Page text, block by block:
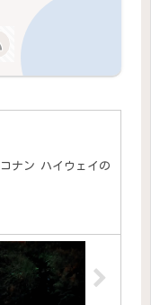
コナン ハイウェイの